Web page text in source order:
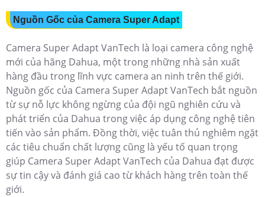
Nguồn Gốc của Camera Super Adapt
Camera Super Adapt VanTech là loại camera công nghệ
mới của hãng Dahua, một trong những nhà sản xuất
hàng đầu trong lĩnh vực camera an ninh trên thế giới.
Nguồn gốc của Camera Super Adapt VanTech bắt nguồn
từ sự nỗ lực không ngừng của đội ngũ nghiên cứu và
phát triển của Dahua trong việc áp dụng công nghệ tiên
tiến vào sản phẩm. Đồng thời, việc tuân thủ nghiêm ngặt
các tiêu chuẩn chất lượng cũng là yếu tố quan trọng
giúp Camera Super Adapt VanTech của Dahua đạt được
sự tin cậy và đánh giá cao từ khách hàng trên toàn thế
giới.